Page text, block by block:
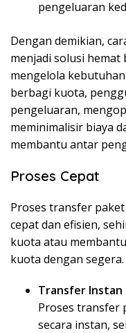
pengeluaran
Dengan demikian,
menjadi solusi
mengelola
berbagi kuota,
pengeluaran,
meminimalisir biaya
membantu antar
Proses Cepat
Proses transfer
cepat dan efisien,
kuota atau
kuota dengan segera.
Transfer Instan
Proses transfer
secara instan,